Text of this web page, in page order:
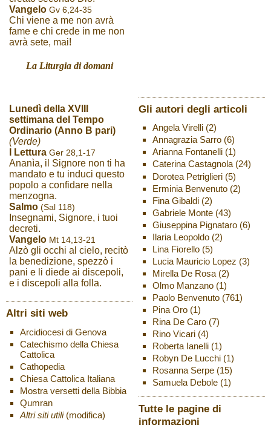
Vangelo Gv 6,24-35
Chi viene a me non avrà
fame e chi crede in me non
avrà sete, mai!
La Liturgia di domani
Lunedì della XVIII
settimana del Tempo
Ordinario (Anno B pari)
(Verde)
I Lettura Ger 28,1-17
Ananìa, il Signore non ti ha
mandato e tu induci questo
popolo a confidare nella
menzogna.
Salmo (Sal 118)
Insegnami, Signore, i tuoi
decreti.
Vangelo Mt 14,13-21
Alzò gli occhi al cielo, recitò
la benedizione, spezzò i
pani e li diede ai discepoli,
e i discepoli alla folla.
Altri siti web
Arcidiocesi di Genova
Catechismo della Chiesa
Cattolica
Cathopedia
Chiesa Cattolica Italiana
Mostra versetti della Bibbia
Qumran
Altri siti utili (modifica)
Gli autori degli articoli
Angela Virelli(2)
Annagrazia Sarro(6)
Arianna Fontanelli(1)
Caterina Castagnola(24)
Dorotea Petriglieri(5)
Erminia Benvenuto(2)
Fina Gibaldi(2)
Gabriele Monte(43)
Giuseppina Pignataro(6)
Ilaria Leopoldo(2)
Lina Fiorello(5)
Lucia Mauricio Lopez (3)
Mirella De Rosa(2)
Olmo Manzano(1)
Paolo Benvenuto(761)
Pina Oro(1)
Rina De Caro(7)
Rino Vicari(4)
Roberta Ianelli(1)
Robyn De Lucchi(1)
Rosanna Serpe(15)
Samuela Debole(1)
Tutte le pagine di
informazioni